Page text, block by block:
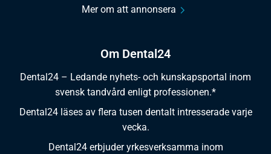
Om Dental24
Dental24 – Ledande nyhets- och kunskapsportal inom
svensk tandvård enligt professionen.*
Dental24 läses av flera tusen dentalt intresserade varje
vecka.
Dental24 erbjuder yrkesverksamma inom
Mer om att annonsera